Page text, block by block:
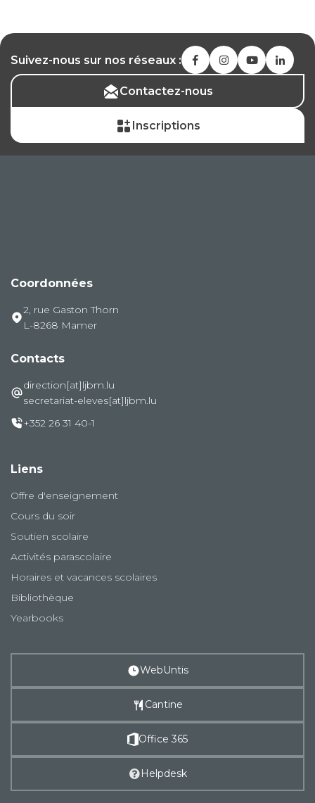
Suivez-nous sur nos réseaux :
Contactez-nous
Inscriptions
Coordonnées
2, rue Gaston Thorn
L-8268 Mamer
Contacts
direction[at]ljbm.lu
secretariat-eleves[at]ljbm.lu
+352 26 31 40-1
Liens
Offre d'enseignement
Cours du soir
Soutien scolaire
Activités parascolaire
Horaires et vacances scolaires
Bibliothèque
Yearbooks
WebUntis
Cantine
Office 365
Helpdesk